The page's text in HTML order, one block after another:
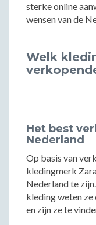
sterke online
wensen van de
Welk
Het best
Nederland
Op basis van
kledingmerk
Nederland te
kleding weten ze
en zijn ze te